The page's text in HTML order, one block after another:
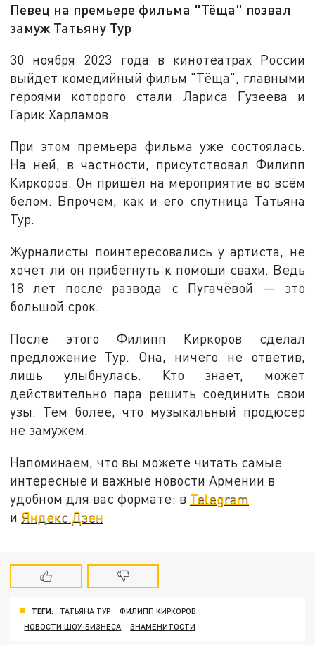
Певец на премьере фильма "Тёща" позвал
замуж Татьяну Тур
30 ноября 2023 года в кинотеатрах России
выйдет комедийный фильм "Тёща", главными
героями которого стали Лариса Гузеева и
Гарик Харламов.
При этом премьера фильма уже состоялась.
На ней, в частности, присутствовал Филипп
Киркоров. Он пришёл на мероприятие во всём
белом. Впрочем, как и его спутница Татьяна
Тур.
Журналисты поинтересовались у артиста, не
хочет ли он прибегнуть к помощи свахи. Ведь
18 лет после развода с Пугачёвой — это
большой срок.
После этого Филипп Киркоров сделал
предложение Тур. Она, ничего не ответив,
лишь улыбнулась. Кто знает, может
действительно пара решить соединить свои
узы. Тем более, что музыкальный продюсер
не замужем.
Напоминаем, что вы можете читать самые
интересные и важные новости Армении в
удобном для вас формате: в Telegram
и Яндекс.Дзен
ТЕГИ: ТАТЬЯНА ТУР
ФИЛИПП КИРКОРОВ
НОВОСТИ ШОУ-БИЗНЕСА
ЗНАМЕНИТОСТИ